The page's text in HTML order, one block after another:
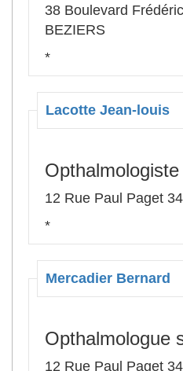
38 Boulevard
BEZIERS
*
Lacotte Jean-louis
12 Rue Paul Paget
*
Mercadier Bernard
Opthalmologue
12 Rue Paul Paget